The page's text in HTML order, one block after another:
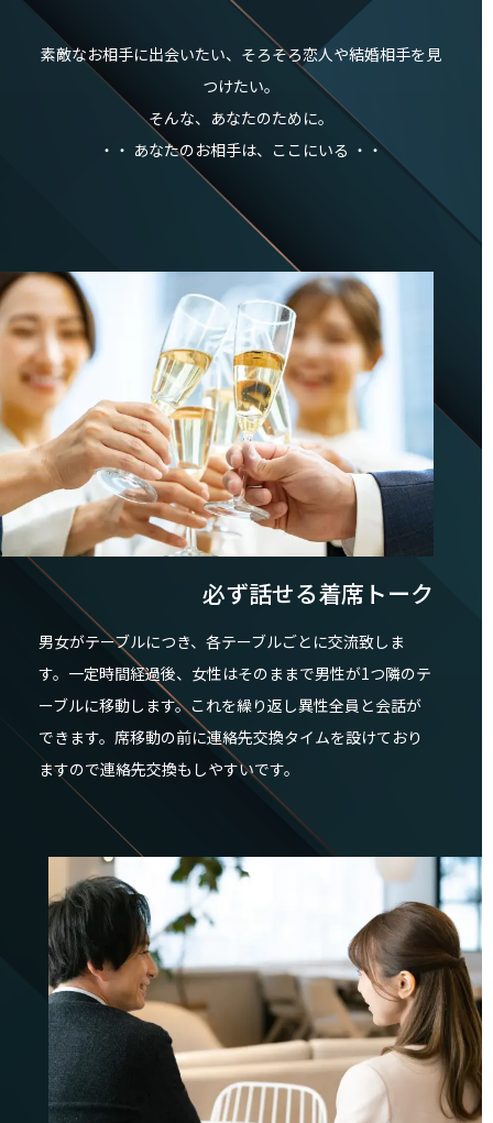
素敵なお相手に出会いたい、そろそろ恋人や結婚相手を見
つけたい。
そんな、あなたのために。
・・ あなたのお相手は、ここにいる ・・
必ず話せる着席トーク
男女がテーブルにつき、各テーブルごとに交流致しま
す。一定時間経過後、女性はそのままで男性が1つ隣のテ
ーブルに移動します。これを繰り返し異性全員と会話が
できます。席移動の前に連絡先交換タイムを設けており
ますので連絡先交換もしやすいです。